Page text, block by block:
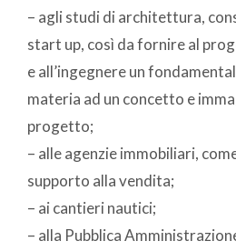
– agli studi di architettura,
start up, così da fornire al
e all’ingegnere un
materia ad un concetto e
progetto;
– alle agenzie immobiliari,
supporto alla vendita;
– ai cantieri nautici;
– alla Pubblica